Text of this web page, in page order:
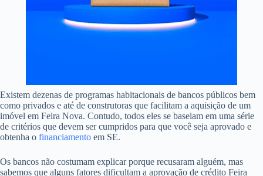
Existem dezenas de programas habitacionais de bancos públicos bem
como privados e até de construtoras que facilitam a aquisição de um
imóvel em Feira Nova. Contudo, todos eles se baseiam em uma série
de critérios que devem ser cumpridos para que você seja aprovado e
obtenha o financiamento em SE.
Os bancos não costumam explicar porque recusaram alguém, mas
sabemos que alguns fatores dificultam a aprovação de crédito Feira